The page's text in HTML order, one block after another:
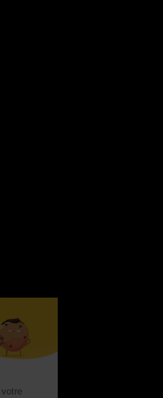
de
accompagner pendant votre